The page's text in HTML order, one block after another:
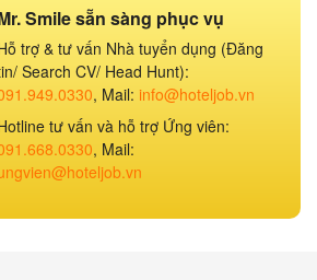
Smile sẵn sàng phục vụ
trợ & tư vấn Nhà tuyển dụng (Đăng
Search CV/ Head Hunt):
, Mail: info@hoteljob.vn
tư vấn và hỗ trợ Ứng viên:
, Mail: